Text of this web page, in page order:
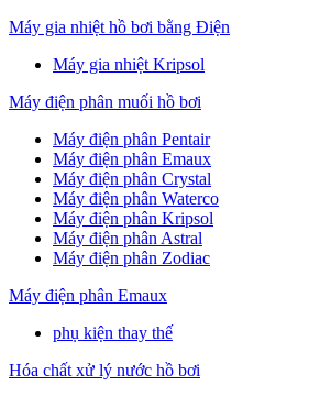
Máy gia nhiệt hồ bơi bằng Điện
Máy gia nhiệt Kripsol
Máy điện phân muối hồ bơi
Máy điện phân Pentair
Máy điện phân Emaux
Máy điện phân Crystal
Máy điện phân Waterco
Máy điện phân Kripsol
Máy điện phân Astral
Máy điện phân Zodiac
Máy điện phân Emaux
phụ kiện thay thế
Hóa chất xử lý nước hồ bơi